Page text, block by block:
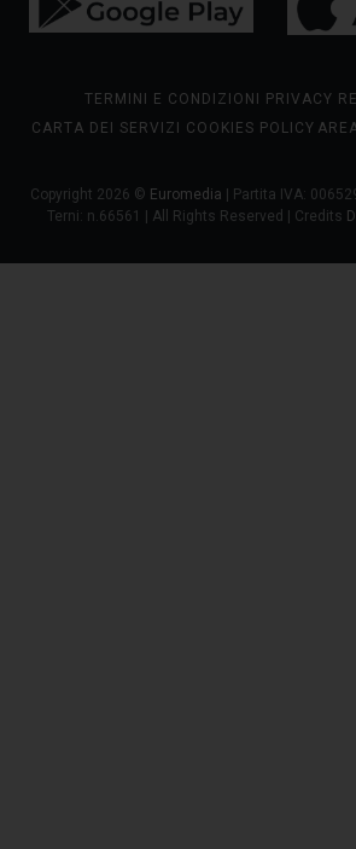
TERMINI E CONDIZIONI PRIVACY
CARTA DEI SERVIZI
COOKIES POLICY
Copyright 2026 © Euromedia | Partita IVA:
Terni: n.66561 | All Rights Reserved | Credits